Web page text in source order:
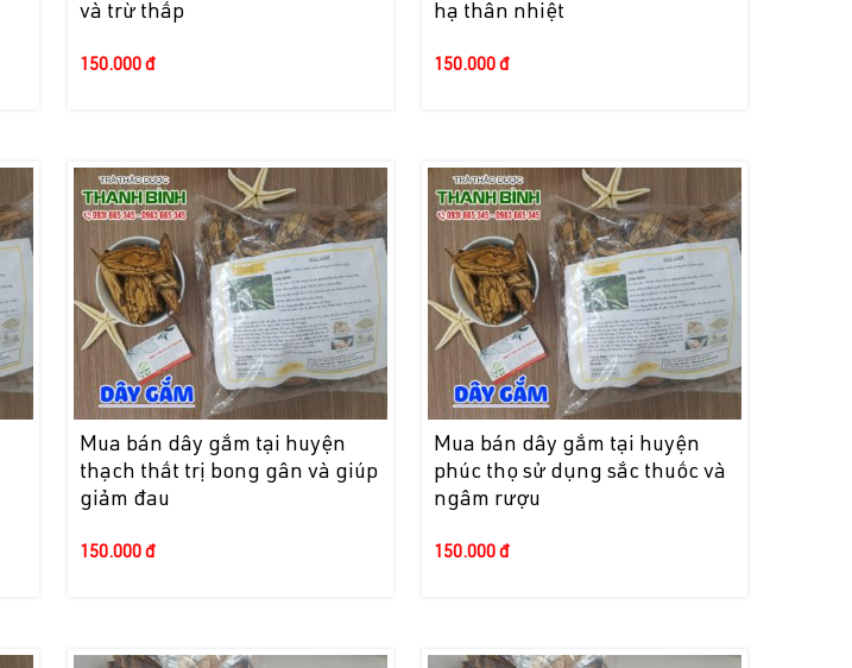
và trừ thấp
150.000 đ
hạ thân nhiệt
150.000 đ
Mua bán dây gắm tại huyện
thạch thất trị bong gân và giúp
giảm đau
150.000 đ
Mua bán dây gắm tại huyện
phúc thọ sử dụng sắc thuốc và
ngâm rượu
150.000 đ